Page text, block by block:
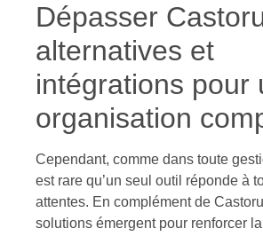
Dépasser
alternatives et
intégrations pour
organisation
Cependant, comme dans toute
est rare qu’un seul outil réponde à
attentes. En complément de
solutions émergent pour renforcer